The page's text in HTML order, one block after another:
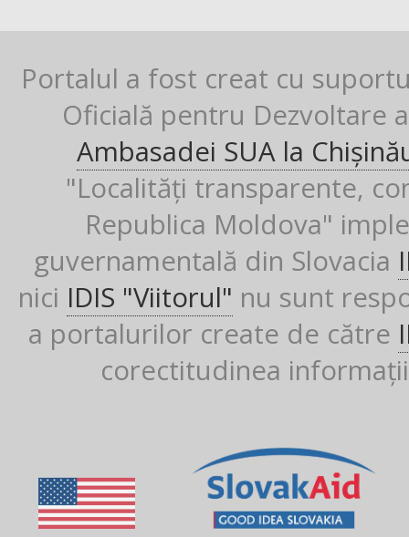
Portalul a fost creat cu
Oficială pentru Dezvoltare
Ambasadei SUA la
"Localități transparente,
Republica Moldova"
guvernamentală din Slovacia
nici IDIS "Viitorul" nu sunt
a portalurilor create de către
corectitudinea